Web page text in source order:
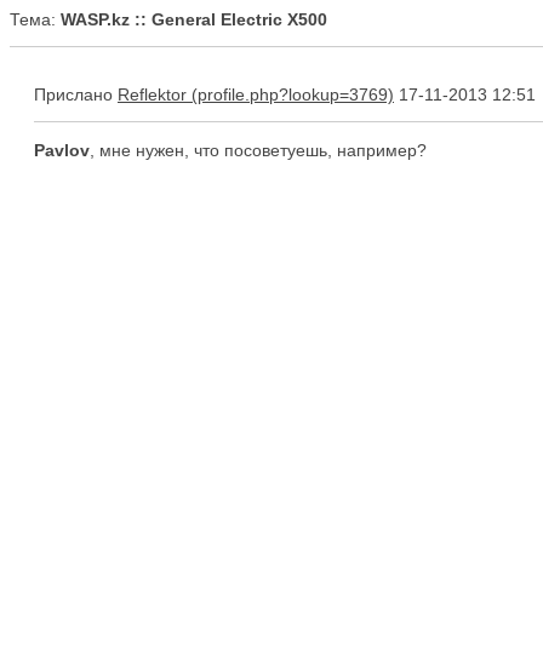
Тема: WASP.kz :: General Electric X500
Прислано Reflektor 17-11-2013 12:51
Pavlov , мне нужен, что посоветуешь, например?